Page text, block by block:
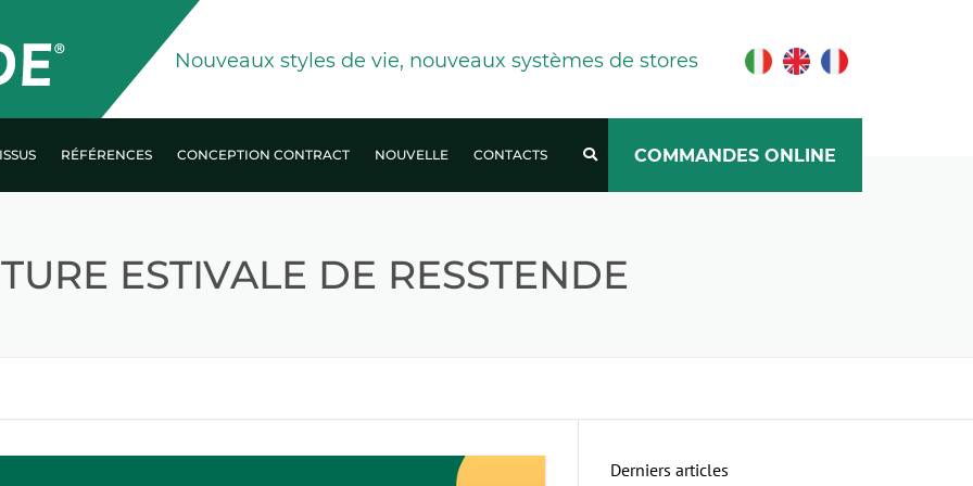
Nouveaux styles de vie, nouveaux systèmes de stores
COMMANDES ONLINE
PURE COLLECTION
RÉFÉRENCES CONCEPTION CONTRACT NOUVELLE CONTACTS
ESTIVALE DE RESSTENDE
Derniers articles